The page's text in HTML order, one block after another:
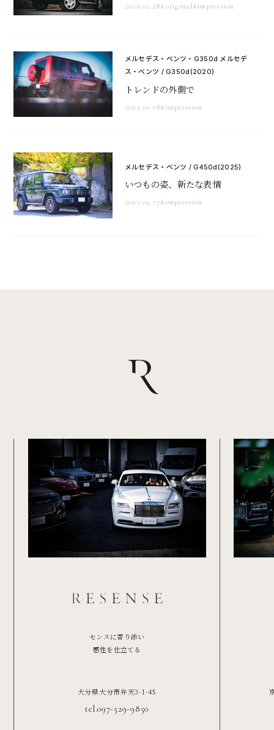
2026.02.28#original#impression
メルセデス・ベンツ・G350d メルセデ
ス・ベンツ / G350d(2020)
トレンドの外側で
2025.10.18#impression
メルセデス・ベンツ / G450d(2025)
いつもの姿、新たな表情
2025.09.17#impression
センスに寄り添い
感性を仕立てる
大分県大分市弁天3-1-45
tel.097-529-9850